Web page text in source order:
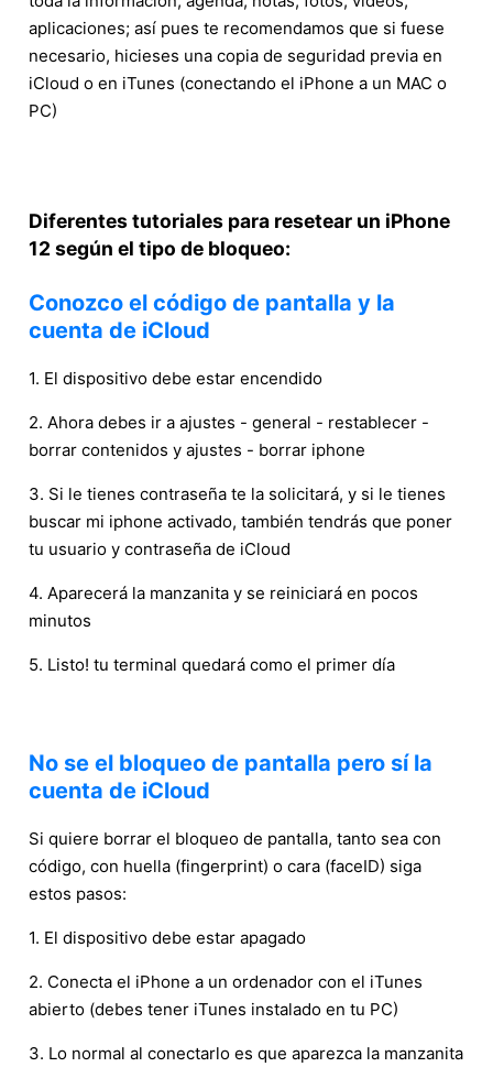
aplicaciones; así pues te recomendamos que si fuese
necesario, hicieses una copia de seguridad previa en
iCloud o en iTunes (conectando el iPhone a un MAC o
PC)
Diferentes tutoriales para resetear un iPhone
12 según el tipo de bloqueo:
Conozco el código de pantalla y la
cuenta de iCloud
1. El dispositivo debe estar encendido
2. Ahora debes ir a ajustes - general - restablecer -
borrar contenidos y ajustes - borrar iphone
3. Si le tienes contraseña te la solicitará, y si le tienes
buscar mi iphone activado, también tendrás que poner
tu usuario y contraseña de iCloud
4. Aparecerá la manzanita y se reiniciará en pocos
minutos
5. Listo! tu terminal quedará como el primer día
No se el bloqueo de pantalla pero sí la
cuenta de iCloud
Si quiere borrar el bloqueo de pantalla, tanto sea con
código, con huella (fingerprint) o cara (faceID) siga
estos pasos:
1. El dispositivo debe estar apagado
2. Conecta el iPhone a un ordenador con el iTunes
abierto (debes tener iTunes instalado en tu PC)
3. Lo normal al conectarlo es que aparezca la manzanita